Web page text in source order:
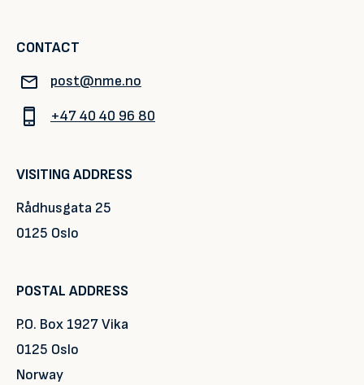
CONTACT
post@nme.no
+47 40 40 96 80
VISITING ADDRESS
Rådhusgata 25
0125 Oslo
POSTAL ADDRESS
P.O. Box 1927 Vika
0125 Oslo
Norway